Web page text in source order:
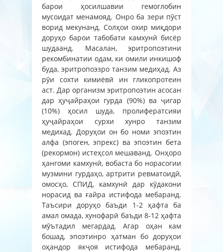
барои ҳосилшавии гемоглобин
мусоидат менамояд. Онро ба зери пӯст
ворид мекунанд. Солҳои охир миқдори
доруҳо барои табобати камхунӣ бисёр
шудаанд. Масалан, эритропоэтини
рекомбинатии одам, ки омили инкишоф
буда, эритропоэзро танзим медиҳад. Аз
рӯи сохти кимиёвӣ ин гликопротеин
аст. Дар организм эритропоэтин асосан
дар ҳуҷайраҳои гурда (90%) ва ҷигар
(10%) ҳосил шуда, пролифератсияи
ҳуҷайраҳои сурхи хунро танзим
медихад. Доруҳои он бо номи эпоэтин
алфа (эпоген, эпрекс) ва эпоэтин бета
(рекормон) истеҳсол мешаванд. Онҳоро
ҳангоми камхунӣ, вобаста бо норасогии
музмини гурдаҳо, артрити ревматоидӣ,
омосҳо, СПИД, камхунӣ дар кӯдакони
норасид ва ғайра истифода мебаранд.
Таъсири доруҳо баъди 1-2 ҳафта ба
амал омада, хунофарӣ баъди 8-12 ҳафта
мӯътадил мегардад. Агар оҳан кам
бошад, эпоэтинро ҳатман бо доруҳои
оҳандор якҷоя истифода мебаранд.